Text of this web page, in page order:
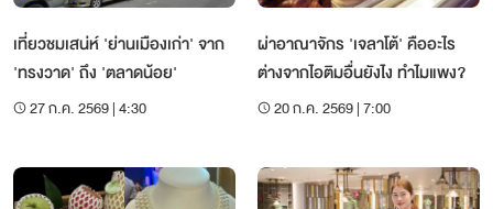
เที่ยวชมเสน่ห์ 'ย่านเมืองเก่า' จาก
'ทรงวาด' ถึง 'ตลาดน้อย'
27 ก.ค. 2569 | 4:30
ผ่าอาณาจักร 'เจลาโต้' คืออะไร
ต่างจากไอติมอื่นยังไง ทำไมแพง?
20 ก.ค. 2569 | 7:00